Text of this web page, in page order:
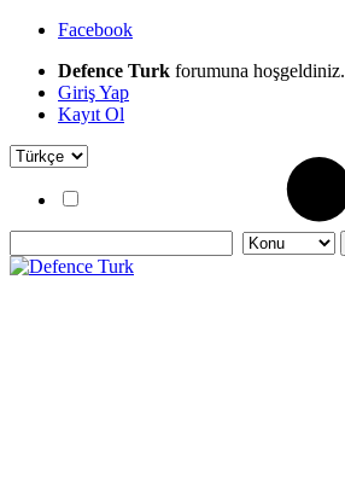
Facebook
Defence Turk forumuna hoşgeldiniz.
Giriş Yap
Kayıt Ol